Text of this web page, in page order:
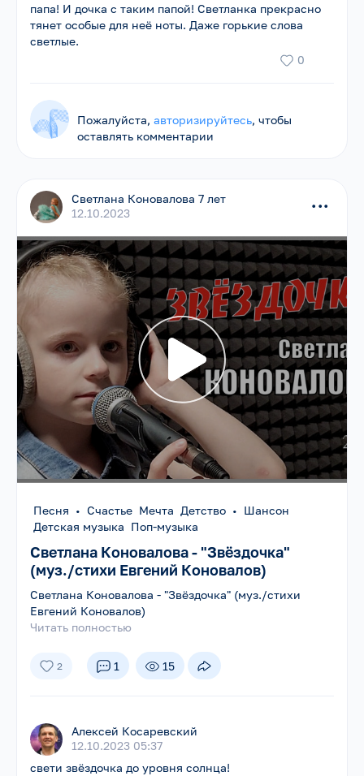
папа! И дочка с таким папой! Светланка прекрасно
тянет особые для неё ноты. Даже горькие слова
светлые.
0
Пожалуйста,авторизируйтесь, чтобы
оставлять комментарии
Светлана Коновалова 7 лет
12.10.2023
...
Песня • Счастье Мечта Детство • Шансон
Детская музыка Поп-музыка
Светлана Коновалова - "Звёздочка"
(муз./стихи Евгений Коновалов)
Светлана Коновалова - "Звёздочка" (муз./стихи
Евгений Коновалов)
Читать полностью
2 1 15
Алексей Косаревский
12.10.2023 05:37
свети звёздочка до уровня солнца!